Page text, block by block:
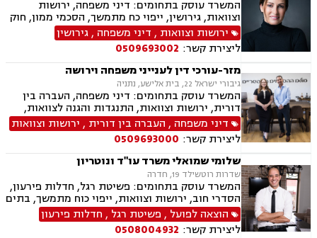
המשרד עוסק בתחומים: דיני משפחה, ירושות
וצוואות, גירושין, ייפוי כח מתמשך, הסכמי ממון, חוק
הנוער, פירוק שיתוף, משמורת, זמני שהות, הסכם
חיים משותפים, מעמד אישי, מזונות, אלימות
במשפחה, צווי הגנה, אימוץ, אפוטרופסות, ניכור הורי,
הורות חד מינית, עסקאות מתנה, העברה בין דורית,
פונדקאות, חטיפת ילדים, ידועים בציבור, ייצוג
קטינים, גישור במשפחה
ירושות וצוואות , דיני משפחה ,גירושין
ליצירת קשר: 0509693002
מזר-עורכי דין לענייני משפחה וירושה
גיבורי ישראל 22, בית אלישע, נתניה
המשרד עוסק בתחומים: דיני משפחה, העברה בין
דורית, ירושות וצוואות, התנגדות והגנה לצוואות,
ייפוי כוח מתמשך, הסכמי ממון, גישור במשפחה,
ידועים בציבור, אפוטרופסות, אבהות, מזונות,
משמורת, גירושין, הורות חד מינית, חוק הנוער,
חלוקת רכוש, זמני שהות, ניכור הורי, גישור
ובוררויות.
דיני משפחה , העברה בין דורית , ירושות וצוואות
ליצירת קשר: 0509693000
שלומי שמואלי משרד עו"ד ונוטריון
שדרות רוטשילד 19, חדרה
המשרד עוסק בתחומים: פשיטת רגל, חדלות פירעון,
הסדרי חוב, ירושות וצוואות, ייפוי כוח מתמשך, בתים
משותפים, עסקאות מכר דירה, ליטיגציה, לשון הרע,
מיסים
הוצאה לפועל , פשיטת רגל , חדלות פירעון
ליצירת קשר: 0508004932